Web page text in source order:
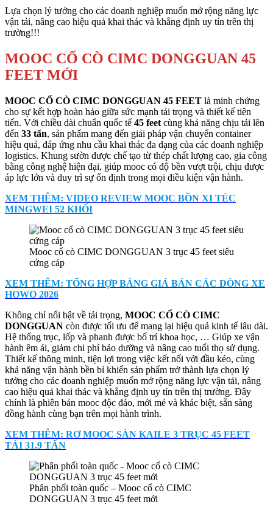
Lựa chọn lý tưởng cho các doanh nghiệp muốn mở rộng năng lực
vận tải, nâng cao hiệu quả khai thác và khẳng định uy tín trên thị
trường!!!
MOOC CỔ CÒ CIMC DONGGUAN 45
FEET MỚI
MOOC CỔ CÒ CIMC DONGGUAN 45 FEET là minh chứng
cho sự kết hợp hoàn hảo giữa sức mạnh tải trọng và thiết kế tiên
tiến. Với chiều dài chuẩn quốc tế 45 feet cùng khả năng chịu tải lên
đến 33 tấn, sản phẩm mang đến giải pháp vận chuyển container
hiệu quả, đáp ứng nhu cầu khai thác đa dạng của các doanh nghiệp
logistics. Khung sườn được chế tạo từ thép chất lượng cao, gia công
bằng công nghệ hiện đại, giúp mooc có độ bền vượt trội, chịu được
áp lực lớn và duy trì sự ổn định trong mọi điều kiện vận hành.
XEM THÊM: VIDEO REVIEW MOOC BỒN XI TÉC
MINGWEI 52 KHỐI
Mooc cổ cò CIMC DONGGUAN 3 trục 45 feet siêu
cứng cáp
XEM THÊM: TỔNG HỢP BẢNG GIÁ BÁN CÁC DÒNG XE
HOWO 2026
Không chỉ nổi bật về tải trọng, MOOC CỔ CÒ CIMC
DONGGUAN còn được tối ưu để mang lại hiệu quả kinh tế lâu dài.
Hệ thống trục, lốp và phanh được bố trí khoa học, … Giúp xe vận
hành êm ái, giảm chi phí bảo dưỡng và nâng cao tuổi thọ sử dụng.
Thiết kế thông minh, tiện lợi trong việc kết nối với đầu kéo, cùng
khả năng vận hành bền bỉ khiến sản phẩm trở thành lựa chọn lý
tưởng cho các doanh nghiệp muốn mở rộng năng lực vận tải, nâng
cao hiệu quả khai thác và khẳng định uy tín trên thị trường. Đây
chính là phiên bản mooc độc đáo, mới mẻ và khác biệt, sẵn sàng
đồng hành cùng bạn trên mọi hành trình.
XEM THÊM: RƠ MOOC SÀN KAILE 3 TRỤC 45 FEET
TẢI 31.9 TẤN
Phân phối toàn quốc – Mooc cổ cò CIMC
DONGGUAN 3 trục 45 feet mới